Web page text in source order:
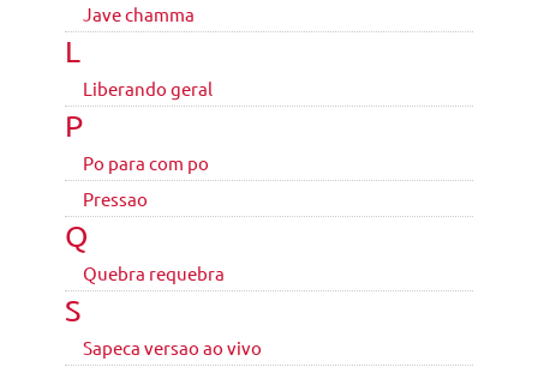
Jave chamma
L
Liberando geral
P
Po para com po
Pressao
Q
Quebra requebra
S
Sapeca versao ao vivo